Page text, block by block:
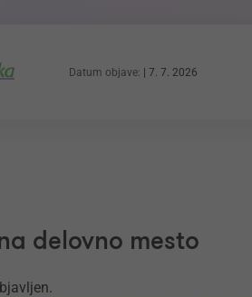
Datum objave: 7. 7. 2026
delovno mesto